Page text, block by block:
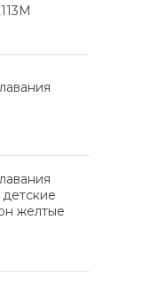
желтые